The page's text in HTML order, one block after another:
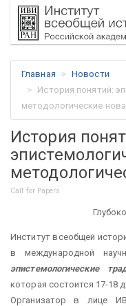
Главная
Новости
История понятий:
методологические
История
Call for Papers
Институт всеобщей
в международной
эпистемологические
которая состоится 17-18
Организатор в лице